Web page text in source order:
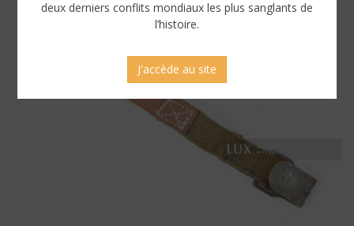
deux derniers conflits mondiaux les plus sanglants de
l’histoire.
J'accède au site